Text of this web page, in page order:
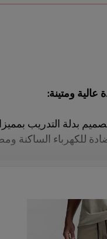
عالية ومتينة:
بدلة التدريب
للكهرباء الساكنة
بقصّة فضفاضة تمنح
مثالي لإطلالة